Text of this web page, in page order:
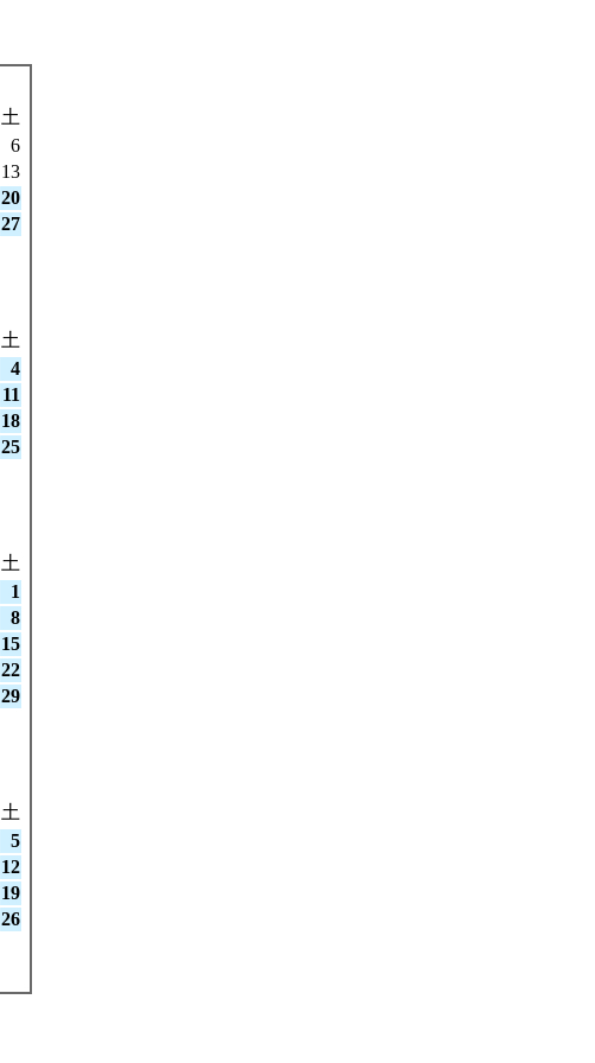
土
6
13
20
27
土
4
11
18
25
土
1
8
15
22
29
土
5
12
19
26